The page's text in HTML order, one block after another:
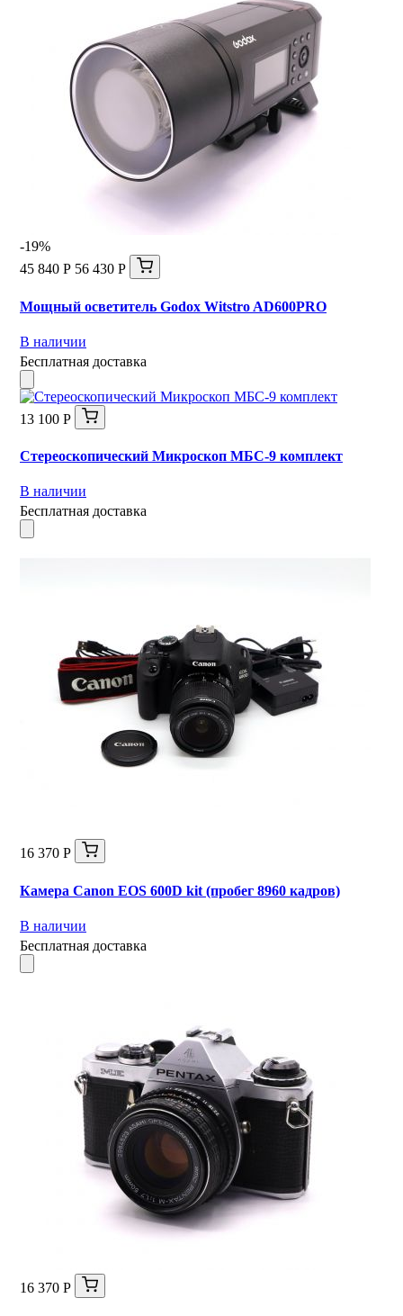
-19%
45 840 Р 56 430 Р
Мощный осветитель Godox Witstro AD600PRO
В наличии
Бесплатная доставка
13 100 Р
Стереоскопический Микроскоп МБС-9 комплект
В наличии
Бесплатная доставка
16 370 Р
Камера Canon EOS 600D kit (пробег 8960 кадров)
В наличии
Бесплатная доставка
16 370 Р